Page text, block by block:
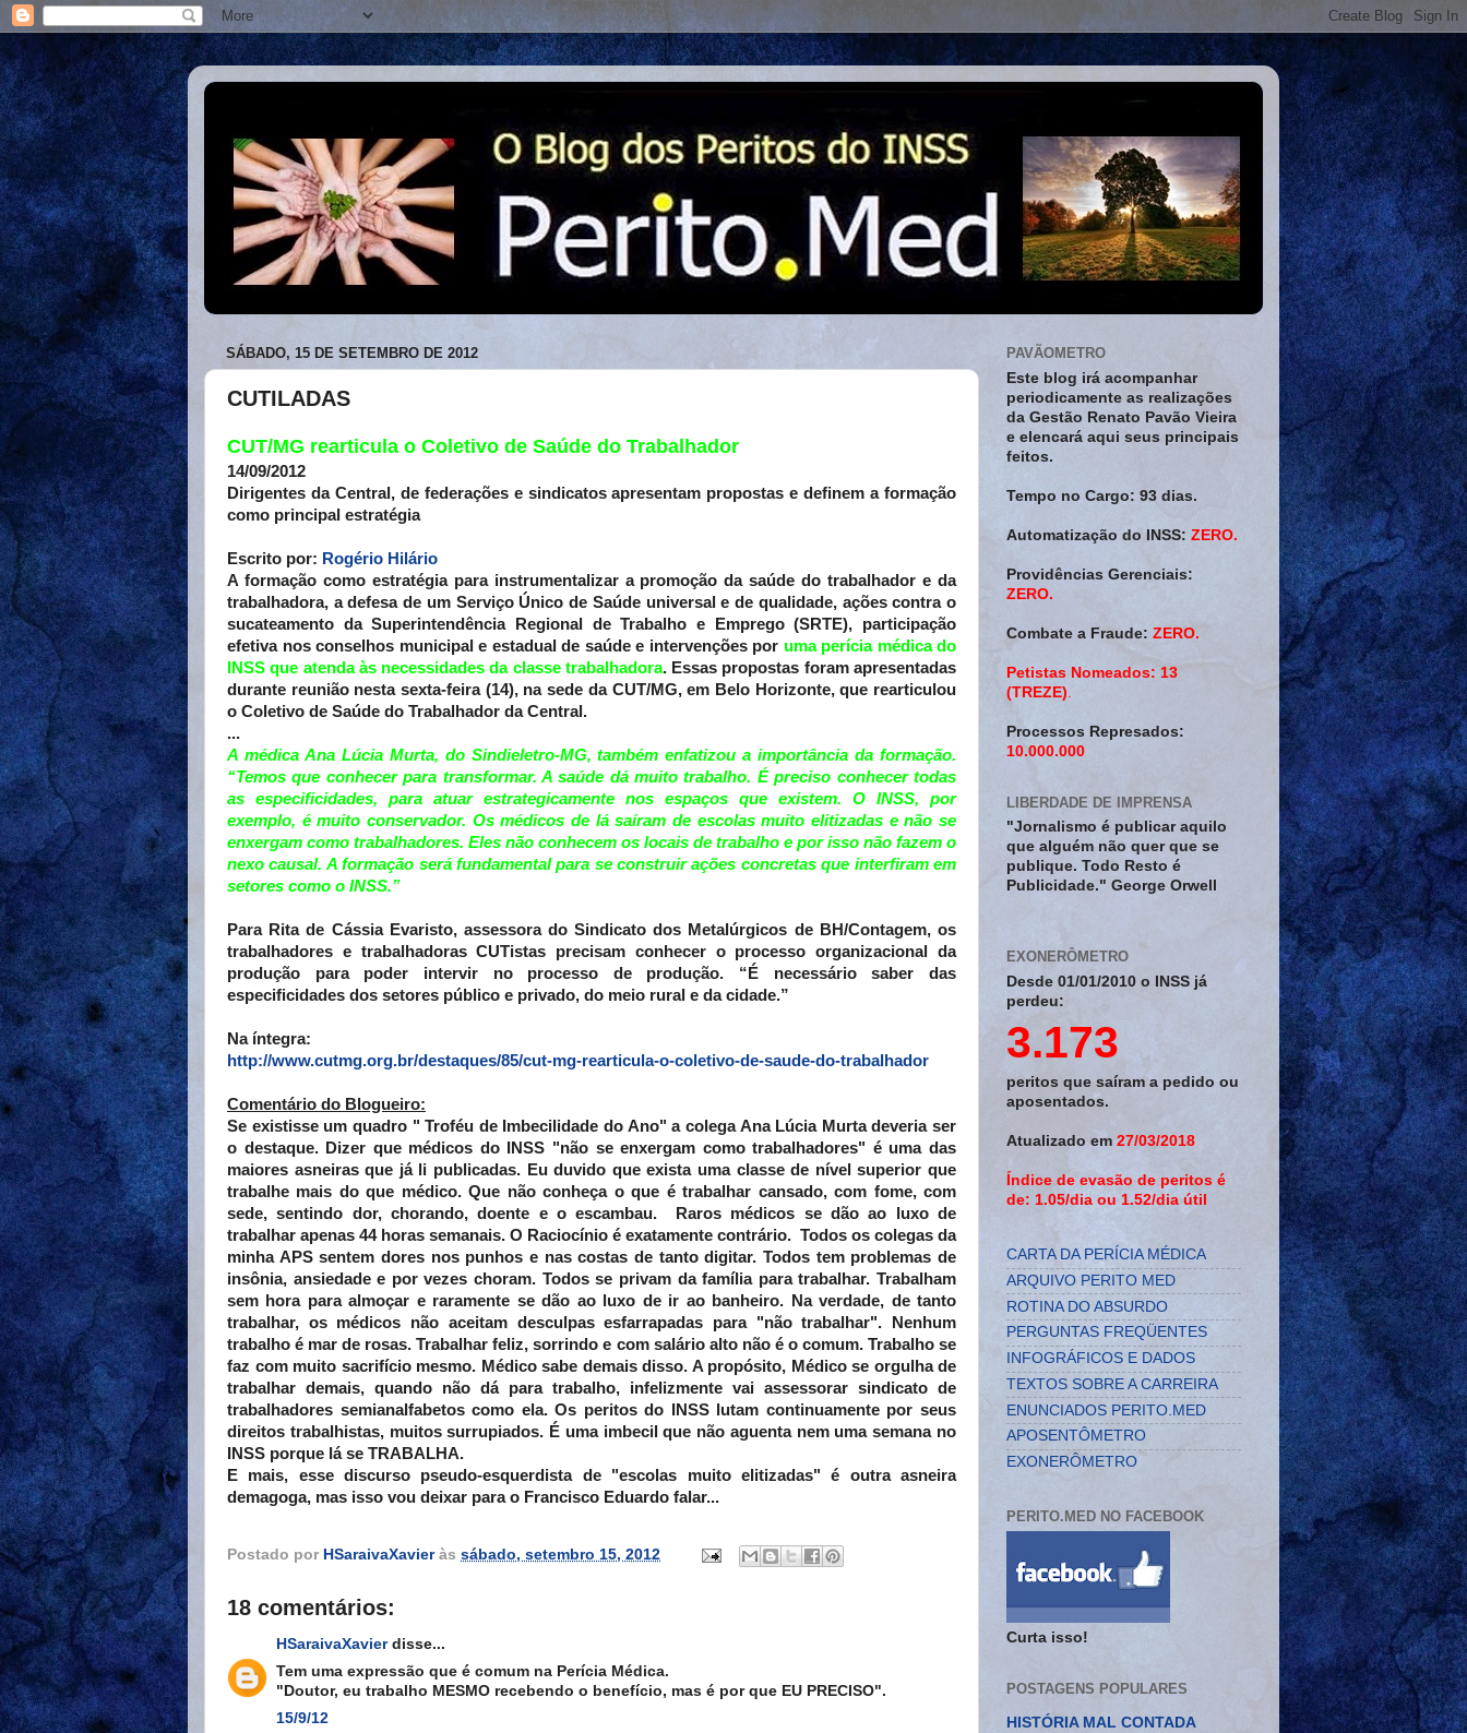
SÁBADO, 15 DE SETEMBRO DE 2012
CUTILADAS
CUT/MG rearticula o Coletivo de Saúde do Trabalhador
14/09/2012
Dirigentes da Central, de federações e sindicatos apresentam propostas e definem a formação
como principal estratégia
Escrito por: Rogério Hilário
A formação como estratégia para instrumentalizar a promoção da saúde do trabalhador e da
trabalhadora, a defesa de um Serviço Único de Saúde universal e de qualidade, ações contra o
sucateamento da Superintendência Regional de Trabalho e Emprego (SRTE), participação
efetiva nos conselhos municipal e estadual de saúde e intervenções por uma perícia médica do
INSS que atenda às necessidades da classe trabalhadora. Essas propostas foram apresentadas
durante reunião nesta sexta-feira (14), na sede da CUT/MG, em Belo Horizonte, que rearticulou
o Coletivo de Saúde do Trabalhador da Central.
...
A médica Ana Lúcia Murta, do Sindieletro-MG, também enfatizou a importância da formação.
“Temos que conhecer para transformar. A saúde dá muito trabalho. É preciso conhecer todas
as especificidades, para atuar estrategicamente nos espaços que existem. O INSS, por
exemplo, é muito conservador. Os médicos de lá saíram de escolas muito elitizadas e não se
enxergam como trabalhadores. Eles não conhecem os locais de trabalho e por isso não fazem o
nexo causal. A formação será fundamental para se construir ações concretas que interfiram em
setores como o INSS.”
Para Rita de Cássia Evaristo, assessora do Sindicato dos Metalúrgicos de BH/Contagem, os
trabalhadores e trabalhadoras CUTistas precisam conhecer o processo organizacional da
produção para poder intervir no processo de produção. “É necessário saber das
especificidades dos setores público e privado, do meio rural e da cidade.”
Na íntegra:
http://www.cutmg.org.br/destaques/85/cut-mg-rearticula-o-coletivo-de-saude-do-trabalhador
Comentário do Blogueiro:
Se existisse um quadro " Troféu de Imbecilidade do Ano" a colega Ana Lúcia Murta deveria ser
o destaque. Dizer que médicos do INSS "não se enxergam como trabalhadores" é uma das
maiores asneiras que já li publicadas. Eu duvido que exista uma classe de nível superior que
trabalhe mais do que médico. Que não conheça o que é trabalhar cansado, com fome, com
sede, sentindo dor, chorando, doente e o escambau. Raros médicos se dão ao luxo de
trabalhar apenas 44 horas semanais. O Raciocínio é exatamente contrário. Todos os colegas da
minha APS sentem dores nos punhos e nas costas de tanto digitar. Todos tem problemas de
insônia, ansiedade e por vezes choram. Todos se privam da família para trabalhar. Trabalham
sem hora para almoçar e raramente se dão ao luxo de ir ao banheiro. Na verdade, de tanto
trabalhar, os médicos não aceitam desculpas esfarrapadas para "não trabalhar". Nenhum
trabalho é mar de rosas. Trabalhar feliz, sorrindo e com salário alto não é o comum. Trabalho se
faz com muito sacrifício mesmo. Médico sabe demais disso. A propósito, Médico se orgulha de
trabalhar demais, quando não dá para trabalho, infelizmente vai assessorar sindicato de
trabalhadores semianalfabetos como ela. Os peritos do INSS lutam continuamente por seus
direitos trabalhistas, muitos surrupiados. É uma imbecil que não aguenta nem uma semana no
INSS porque lá se TRABALHA.
E mais, esse discurso pseudo-esquerdista de "escolas muito elitizadas" é outra asneira
demagoga, mas isso vou deixar para o Francisco Eduardo falar...
Postado por HSaraivaXavier às sábado, setembro 15, 2012
18 comentários:
HSaraivaXavierdisse...
Tem uma expressão que é comum na Perícia Médica.
"Doutor, eu trabalho MESMO recebendo o benefício, mas é por que EU PRECISO".
15/9/12
PAVÃOMETRO
Este blog irá acompanhar
periodicamente as realizações
da Gestão Renato Pavão Vieira
e elencará aqui seus principais
feitos.
Tempo no Cargo: 93 dias.
Automatização do INSS: ZERO.
Providências Gerenciais:
ZERO.
Combate a Fraude: ZERO.
Petistas Nomeados: 13
(TREZE)
Processos Represados:
10.000.000
LIBERDADE DE IMPRENSA
"Jornalismo é publicar aquilo
que alguém não quer que se
publique. Todo Resto é
Publicidade." George Orwell
EXONERÔMETRO
Desde 01/01/2010 o INSS já
perdeu:
3.173
peritos que saíram a pedido ou
aposentados.
Atualizado em 27/03/2018
Índice de evasão de peritos é
de: 1.05/dia ou 1.52/dia útil
CARTA DA PERÍCIA MÉDICA
ARQUIVO PERITO MED
ROTINA DO ABSURDO
PERGUNTAS FREQÜENTES
INFOGRÁFICOS E DADOS
TEXTOS SOBRE A CARREIRA
ENUNCIADOS PERITO.MED
APOSENTÔMETRO
EXONERÔMETRO
PERITO.MED NO FACEBOOK
Curta isso!
POSTAGENS POPULARES
HISTÓRIA MAL CONTADA